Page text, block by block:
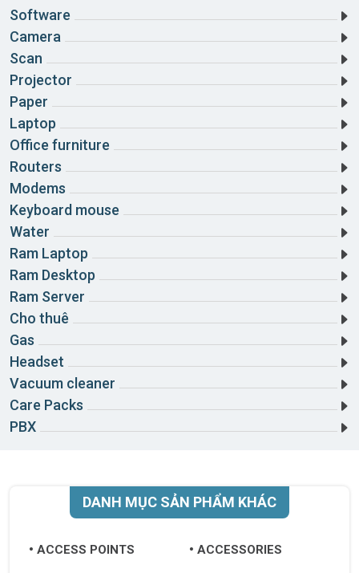
Đồng Nai
Gia Lai
Hà Giang
Hà Nam
Hà Tĩnh
Hải Dương
Hải Phòng
Hậu Giang
Hưng Yên
Khánh Hòa
Kiên Giang
Software
Camera
Scan
Projector
Paper
Laptop
Office furniture
Routers
Modems
Keyboard mouse
Water
Ram Laptop
Ram Desktop
Ram Server
Cho thuê
Gas
Headset
Vacuum cleaner
Care Packs
PBX
DANH MỤC SẢN PHẨM KHÁC
ACCESS POINTS ACCESSORIES